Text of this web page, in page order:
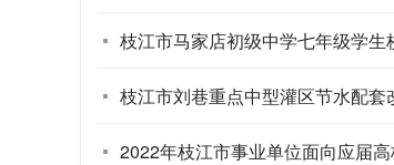
枝江市马家店初级中学七年级学
枝江市刘巷重点中型灌区节水配
2022年枝江市事业单位面向应届